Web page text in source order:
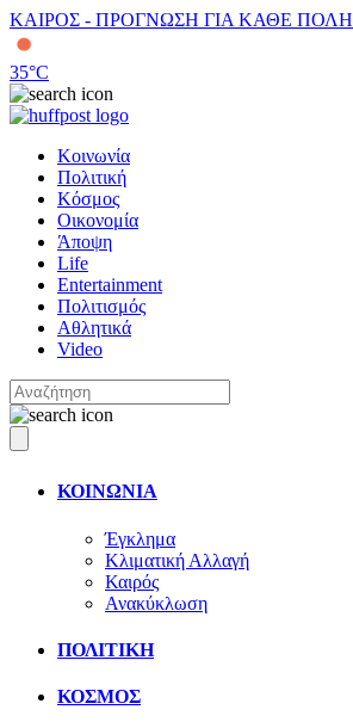
ΚΑΙΡΟΣ - ΠΡΟΓΝΩΣΗ ΓΙΑ ΚΑΘΕ ΠΟΛΗ
35°C
Κοινωνία
Πολιτική
Κόσμος
Οικονομία
Άποψη
Life
Entertainment
Πολιτισμός
Αθλητικά
Video
ΚΟΙΝΩΝΙΑ
Έγκλημα
Κλιματική Αλλαγή
Καιρός
Ανακύκλωση
ΠΟΛΙΤΙΚΗ
ΚΟΣΜΟΣ